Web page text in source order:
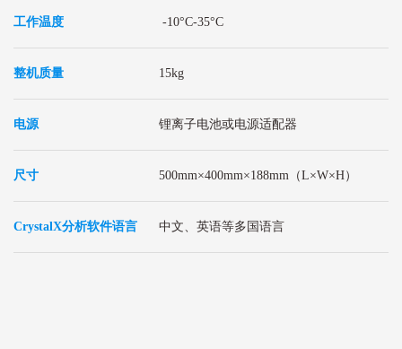
工作温度 -10°C-35°C
整机质量 15kg
电源 锂离子电池或电源适配器
尺寸 500mm×400mm×188mm（L×W×H）
CrystalX分析软件语言 中文、英语等多国语言